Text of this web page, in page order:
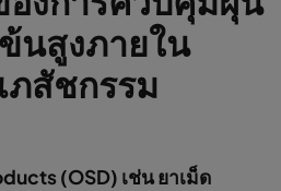
นสูงภายใน
ภสัชกรรม
(OSD) เช่น ยาเม็ด